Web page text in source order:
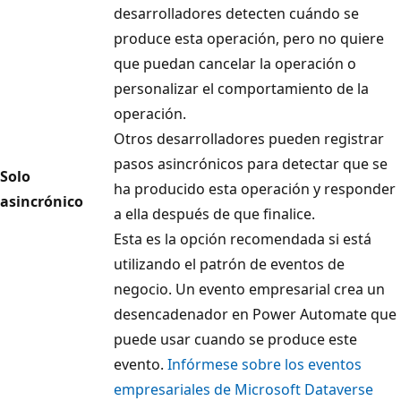
Solo
asincrónico
desarrolladores detecten cuándo se
produce esta operación, pero no quiere
que puedan cancelar la operación o
personalizar el comportamiento de la
operación.
Otros desarrolladores pueden registrar
pasos asincrónicos para detectar que se
ha producido esta operación y responder
a ella después de que finalice.
Esta es la opción recomendada si está
utilizando el patrón de eventos de
negocio. Un evento empresarial crea un
desencadenador en Power Automate que
puede usar cuando se produce este
evento. Infórmese sobre los eventos
empresariales de Microsoft Dataverse